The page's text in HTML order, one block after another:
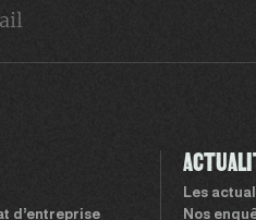
d’entreprise
Les
Nos